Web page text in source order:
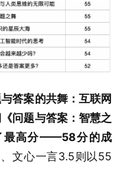
答案的共舞：互联网
问题与答案：智慧之
最高分——58分的成
文心一言3.5则以55